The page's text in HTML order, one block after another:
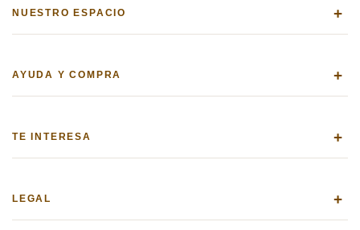
NUESTRO ESPACIO +
AYUDA Y COMPRA +
TE INTERESA +
LEGAL +